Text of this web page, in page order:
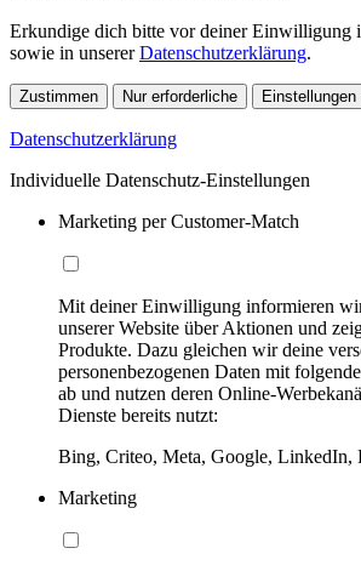
Erkundige dich bitte vor deiner Einwilligung
sowie in unsererDatenschutzerklärung.
Zustimmen Nur erforderliche
Datenschutzerklärung
Individuelle Datenschutz-Einstellungen
Marketing per Customer-Match
Mit deiner Einwilligung informieren
unserer Website über Aktionen und
Produkte. Dazu gleichen wir deine
personenbezogenen Daten mit
ab und nutzen deren Online-
Dienste bereits nutzt:
Bing, Criteo, Meta, Google, LinkedIn,
Marketing